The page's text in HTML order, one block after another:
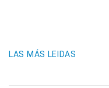
LAS MÁS LEIDAS